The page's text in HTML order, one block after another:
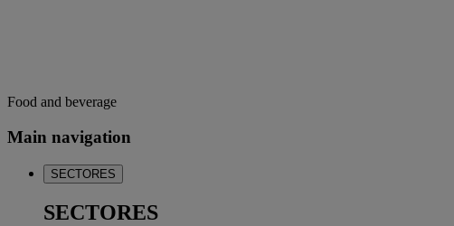
Food and beverage
Main navigation
SECTORES
SECTORES